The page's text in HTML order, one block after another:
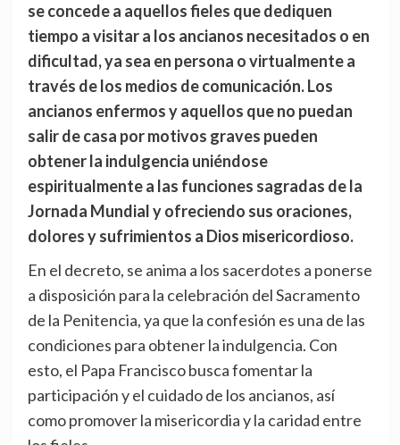
se concede a aquellos fieles que dediquen
tiempo a visitar a los ancianos necesitados o en
dificultad, ya sea en persona o virtualmente a
través de los medios de comunicación. Los
ancianos enfermos y aquellos que no puedan
salir de casa por motivos graves pueden
obtener la indulgencia uniéndose
espiritualmente a las funciones sagradas de la
Jornada Mundial y ofreciendo sus oraciones,
dolores y sufrimientos a Dios misericordioso.
En el decreto, se anima a los sacerdotes a ponerse
a disposición para la celebración del Sacramento
de la Penitencia, ya que la confesión es una de las
condiciones para obtener la indulgencia. Con
esto, el Papa Francisco busca fomentar la
participación y el cuidado de los ancianos, así
como promover la misericordia y la caridad entre